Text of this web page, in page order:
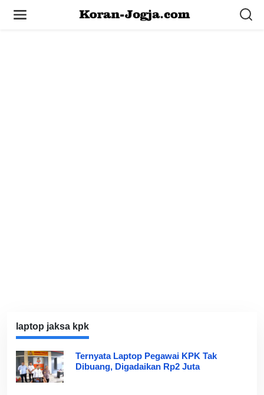
laptop jaksa kpk
Ternyata Laptop Pegawai KPK Tak
Dibuang, Digadaikan Rp2 Juta